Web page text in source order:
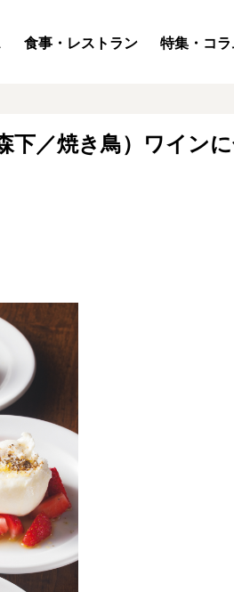
食事・レストラン 特集・コラ
下／焼き鳥）ワイン